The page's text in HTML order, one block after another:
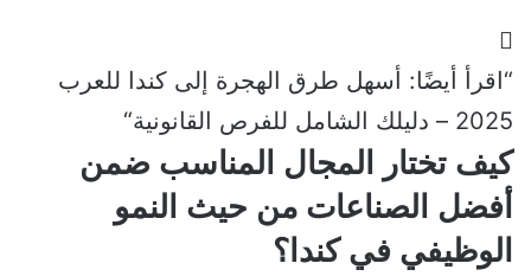
“اقرأ أيضًا: أسهل طرق الهجرة إلى كندا للعرب
2025 – دليلك الشامل للفرص القانونية
“
كيف تختار المجال المناسب ضمن
أفضل الصناعات من حيث النمو
الوظيفي في كندا؟